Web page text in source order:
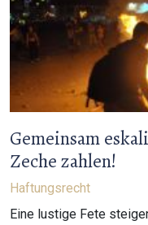
Gemeinsam
Zeche zahlen!
Haftungsrecht
Eine lustige Fete